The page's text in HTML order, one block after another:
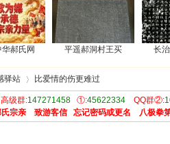
华郝氏网 平遥郝洞村王买 长
驿站 比爱情的伤更难过
级群:147271458①:45622334QQ群②:
宗亲 致游客信 忘记密码或更名 八极拳